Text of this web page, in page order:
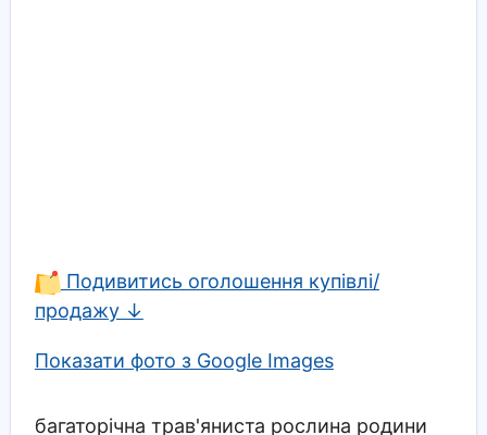
Подивитись оголошення купівлі/
продажу ↓
Показати фото з Google Images
багаторічна трав'яниста рослина родини